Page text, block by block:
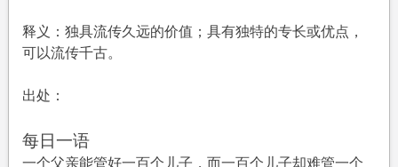
释义：独具流传久远的价值；具有独特的专长或优点，
可以流传千古。
出处：
每日一语
一个父亲能管好一百个儿子，而一百个儿子却难管一个